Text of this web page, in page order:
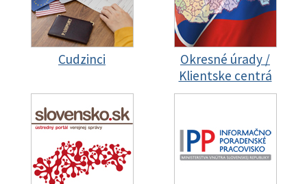
Cudzinci
Okresné úrady /
Klientske centrá